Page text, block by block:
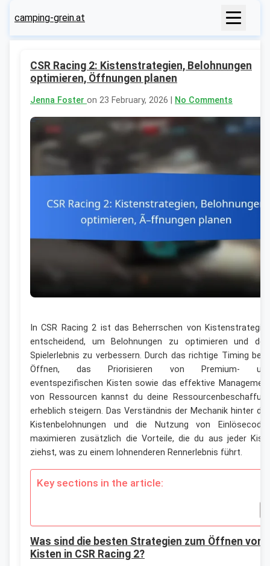
camping-grein.at
CSR Racing 2: Kistenstrategien, Belohnungen
optimieren, Öffnungen planen
Jenna Foster on 23 February, 2026 | No Comments
In CSR Racing 2 ist das Beherrschen von
entscheidend, um Belohnungen zu optimieren und
Spielerlebnis zu verbessern. Durch das richtige Timing
Öffnen, das Priorisieren von Premium-
eventspezifischen Kisten sowie das effektive
von Ressourcen kannst du deine
erheblich steigern. Das Verständnis der Mechanik hinter
Kistenbelohnungen und die Nutzung von
maximieren zusätzlich die Vorteile, die du aus jeder
ziehst, was zu einem lohnenderen Rennerlebnis führt.
Key sections in the article:
Was sind die besten Strategien zum Öffnen von
Kisten in CSR Racing 2?